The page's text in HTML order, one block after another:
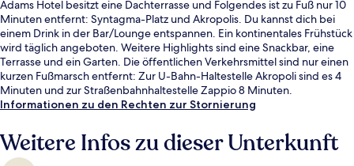
Adams Hotel besitzt eine Dachterrasse und Folgendes ist zu Fuß nur 10
Minuten entfernt: Syntagma-Platz und Akropolis. Du kannst dich bei
einem Drink in der Bar/Lounge entspannen. Ein kontinentales Frühstück
wird täglich angeboten. Weitere Highlights sind eine Snackbar, eine
Terrasse und ein Garten. Die öffentlichen Verkehrsmittel sind nur einen
kurzen Fußmarsch entfernt: Zur U-Bahn-Haltestelle Akropoli sind es 4
Minuten und zur Straßenbahnhaltestelle Zappio 8 Minuten.
Informationen zu den Rechten zur Stornierung
Weitere Infos zu dieser Unterkunft